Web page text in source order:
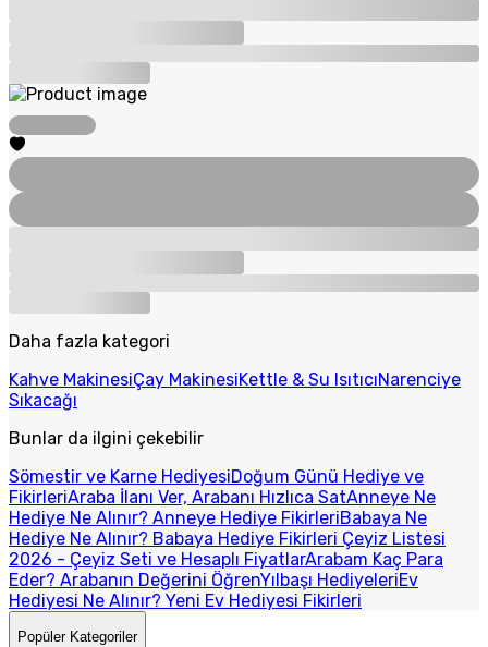
Daha fazla kategori
Kahve MakinesiÇay MakinesiKettle & Su IsıtıcıNarenciye
Sıkacağı
Bunlar da ilgini çekebilir
Sömestir ve Karne HediyesiDoğum Günü Hediye ve
FikirleriAraba İlanı Ver, Arabanı Hızlıca SatAnneye Ne
Hediye Ne Alınır? Anneye Hediye FikirleriBabaya Ne
Hediye Ne Alınır? Babaya Hediye Fikirleri Çeyiz Listesi
2026 - Çeyiz Seti ve Hesaplı FiyatlarArabam Kaç Para
Eder? Arabanın Değerini ÖğrenYılbaşı HediyeleriEv
Hediyesi Ne Alınır? Yeni Ev Hediyesi Fikirleri
Popüler Kategoriler